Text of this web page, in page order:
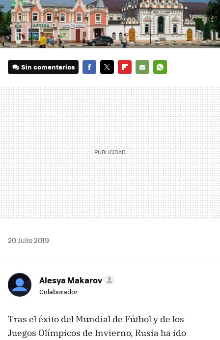
Sin comentarios
MAIL
20 Julio 2019
Alesya Makarov
Colaborador
Tras el éxito del Mundial de Fútbol y de los
Juegos Olímpicos de Invierno, Rusia ha ido